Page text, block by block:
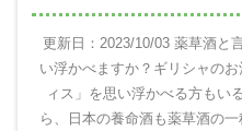
更新日：2023/10/03 薬草酒と
い浮かべますか？ギリシャの
ィス」を思い浮かべる方もい
ら、日本の養命酒も薬草酒の